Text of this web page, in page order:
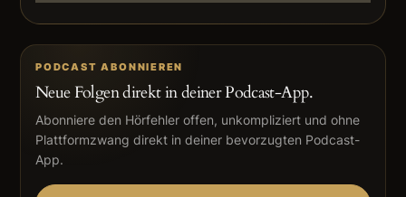
PODCAST ABONNIEREN
Neue Folgen direkt in deiner Podcast-App.
Abonniere den Hörfehler offen, unkompliziert und ohne
Plattformzwang direkt in deiner bevorzugten Podcast-
App.